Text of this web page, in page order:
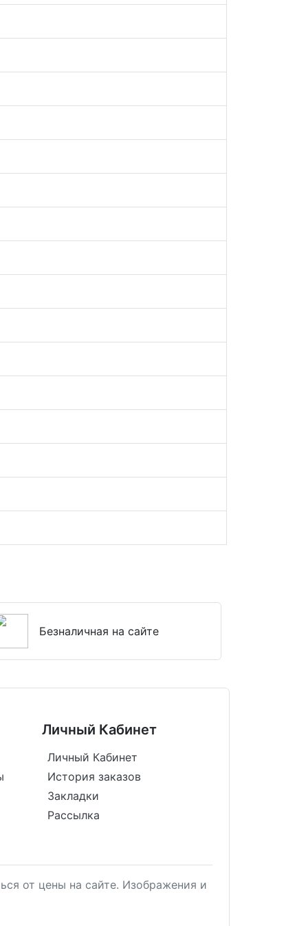
Безналичная на сайте
Личный Кабинет
Личный Кабинет
История заказов
Закладки
Рассылка
от цены на сайте. Изображения и